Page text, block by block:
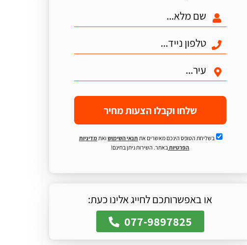
שלחו וקבלו הצעות מחיר
בשליחת הטופס הינכם מאשרים את תנאי השימושואתמדיניות
הפרטיותבאתר. השירות ניתן בחינם!
או באפשרותכם לחייג אלינו כעת:
077-9897825